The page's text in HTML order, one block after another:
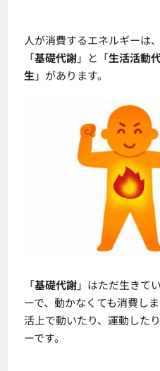
人が消費するエネルギーは
「基礎代謝」と「生活活動
生」があります。
「基礎代謝」はただ生きて
ーで、動かなくても消費し
活上で動いたり、運動した
ーです。